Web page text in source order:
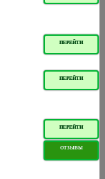
ПЕРЕЙТИ
ПЕРЕЙТИ
ПЕРЕЙТИ
ОТЗЫВЫ